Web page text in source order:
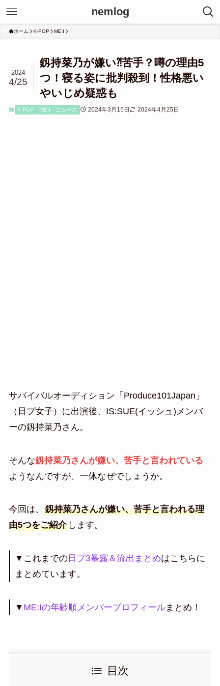
nemlog
ホーム K-POP ME:I
釼持菜乃が嫌い⁈苦手？噂の理由5
つ！寝る姿に批判殺到！性格悪い
やいじめ疑惑も
2024
4/25
K-POP ME:I ニュース 2024年3月15日 2024年4月25日
サバイバルオーディション「Produce101Japan」
（日プ女子）に出演後、IS:SUE(イッシュ)メンバ
ーの釼持菜乃さん。
そんな釼持菜乃さんが嫌い、苦手と言われている
ようなんですが、一体なぜでしょうか。
今回は、 釼持菜乃さんが嫌い、苦手と言われる理
由5つをご紹介します。
▼これまでの日プ3暴露＆流出まとめはこちらに
まとめています。
▼ ME:Iの年齢順メンバープロフィールまとめ！
目次